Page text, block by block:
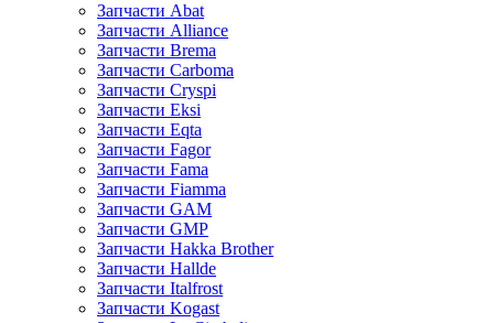
Запчасти Abat
Запчасти Alliance
Запчасти Brema
Запчасти Carboma
Запчасти Cryspi
Запчасти Eksi
Запчасти Eqta
Запчасти Fagor
Запчасти Fama
Запчасти Fiamma
Запчасти GAM
Запчасти GMP
Запчасти Hakka Brother
Запчасти Hallde
Запчасти Italfrost
Запчасти Kogast